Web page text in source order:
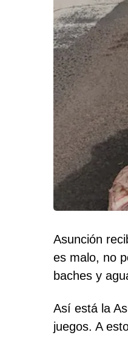
Asunción
es malo, no
baches y
Así está la
juegos. A